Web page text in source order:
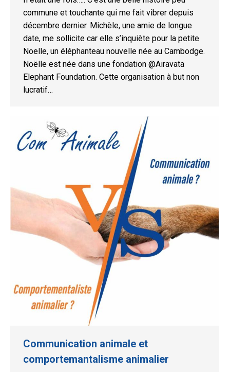
commune et touchante qui me fait vibrer depuis
décembre dernier. Michèle, une amie de longue
date, me sollicite car elle s’inquiète pour la petite
Noelle, un éléphanteau nouvelle née au Cambodge.
Noëlle est née dans une fondation @Airavata
Elephant Foundation. Cette organisation à but non
lucratif…
Communication animale et
comportemantalisme animalier